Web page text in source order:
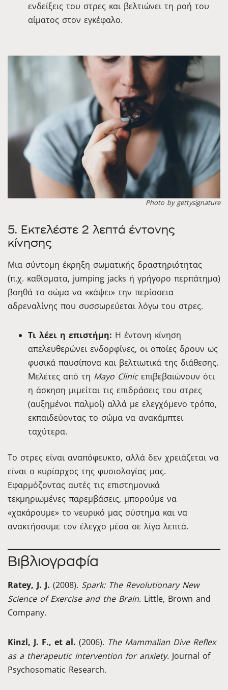
ενδείξεις του στρες και βελτιώνει τη ροή του
αίματος στον εγκέφαλο.
Photo by gettysignature
5. Εκτελέστε 2 λεπτά έντονης
κίνησης
Μια σύντομη έκρηξη σωματικής δραστηριότητας
(π.χ. καθίσματα, jumping jacks ή γρήγορο περπάτημα)
βοηθά το σώμα να «κάψει» την περίσσεια
αδρεναλίνης που συσσωρεύεται λόγω του στρες.
Τι λέει η επιστήμη: Η έντονη κίνηση
απελευθερώνει ενδορφίνες, οι οποίες δρουν ως
φυσικά παυσίπονα και βελτιωτικά της διάθεσης.
Μελέτες από τη Mayo Clinicεπιβεβαιώνουν ότι
η άσκηση μιμείται τις επιδράσεις του στρες
(αυξημένοι παλμοί) αλλά με ελεγχόμενο τρόπο,
εκπαιδεύοντας το σώμα να ανακάμπτει
ταχύτερα.
Το στρες είναι αναπόφευκτο, αλλά δεν χρειάζεται να
είναι ο κυρίαρχος της φυσιολογίας μας.
Εφαρμόζοντας αυτές τις επιστημονικά
τεκμηριωμένες παρεμβάσεις, μπορούμε να
«χακάρουμε» το νευρικό μας σύστημα και να
ανακτήσουμε τον έλεγχο μέσα σε λίγα λεπτά.
Βιβλιογραφία
Ratey, J. J. (2008). Spark: The Revolutionary New
Science of Exercise and the Brain. Little, Brown and
Company.
Kinzl, J. F., et al. (2006). The Mammalian Dive Reflex
as a therapeutic intervention for anxiety. Journal of
Psychosomatic Research.